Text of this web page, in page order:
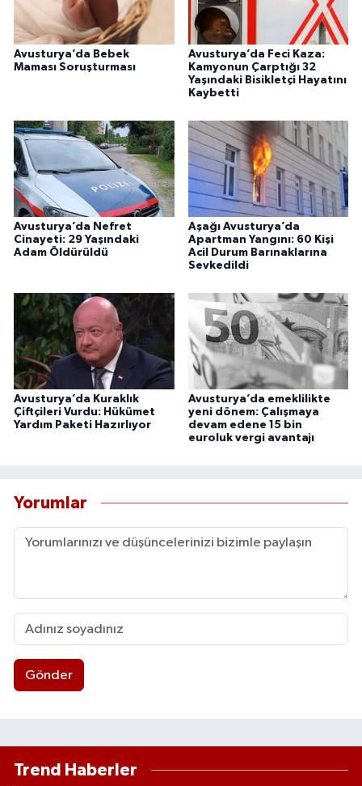
Avusturya’da Bebek
Maması Soruşturması
Avusturya’da Feci Kaza:
Kamyonun Çarptığı 32
Yaşındaki Bisikletçi Hayatını
Kaybetti
Avusturya’da Nefret
Cinayeti: 29 Yaşındaki
Adam Öldürüldü
Aşağı Avusturya’da
Apartman Yangını: 60 Kişi
Acil Durum Barınaklarına
Sevkedildi
Avusturya’da Kuraklık
Çiftçileri Vurdu: Hükümet
Yardım Paketi Hazırlıyor
Avusturya’da emeklilikte
yeni dönem: Çalışmaya
devam edene 15 bin
euroluk vergi avantajı
Yorumlar
Gönder
Trend Haberler